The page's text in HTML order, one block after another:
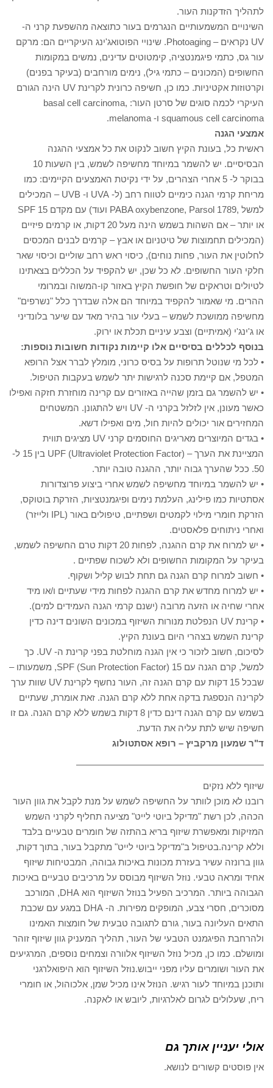
לתהליך הזדקנות העור.
השינויים המשמעותיים הנגרמים בעור כתוצאה מהשפעת קרני ה-
UV נקראים – Photoaging. שינויי הפוטואג'ינג העיקריים הם: מרקם
עור גס, כתמי פיגמנטציה, קימטוטים עדינים, נמשים במקומות
החשופים (המכונים – כתמי גיל), נימים מורחבים (בעיקר בפנים)
וקרטוזות אקטיניות. כמו כן, חשיפה כרונית לקרינת UV הינה הגורם
העיקרי לכמה סוגים של סרטן העור: ,basal cell carcinoma
squamous cell carcinoma ו- melanoma.
אמצעי הגנה
ראשית כל, בעונת הקיץ חשוב לנקוט את כל אמצעי ההגנה
הבסיסיים. יש להשמר במיוחד מחשיפה לשמש, בין השעות 10
בבוקר ל- 5 אחרי הצהרים, על ידי נקיטת האמצעים הקיימים: כמו
מריחת קרמי הגנה כימיים לטווח רחב (ל- UVA ו- UVB – המכילים
למשל ,PABA oxybenzone, Parsol 1789 ועוד) עם מקדם SPF 15
או יותר – אם השהות בשמש הינה מעל 20 דקות, או קרמים פיזיים
(המכילים תחמוצות של טיטניום או אבץ – קרמים לבנים המכסים
לחלוטין את העור, פחות נוחים), כיסוי ראש רחב שוליים וכיסוי שאר
חלקי העור החשופים. לא כל שכן, יש להקפיד על הכללים בצאתינו
לטיולים וטראקים של חופשת הקיץ באזור קו-המשוה ובמרומי
ההרים. מי שאמור להקפיד במיוחד הם אלה שבדרך כלל "נשרפים"
מחשיפה ממושכת לשמש – בעלי עור בהיר מאד עם שיער בלונדיני
או ג'ינג'י (אמיתיים) וצבע עיניים תכלת או ירוק.
בנוסף לכללים בסיסיים אלו קיימות נקודות חשובות נוספות:
• לכל מי שנוטל תרופות על בסיס כרוני, מומלץ לברר אצל הרופא
המטפל, אם קיימת סכנה לרגישות יתר לשמש בעקבות הטיפול.
• יש להשמר גם בזמן שהייה באזורים עם קרינה מוחזרת חזקה ואפילו
כאשר מעונן, אין לזלזל בקרני ה- UV ויש להתגונן. המשטחים
המחזירים אור יכולים להיות חול, מים ואפילו דשא.
• בגדים המיוצרים מאריגים החוסמים קרני UV מציגים תווית
המציינת את הערך – UPF (Ultraviolet Protection Factor) בין 15 ל-
50. ככל שהערך גבוה יותר, ההגנה טובה יותר.
• יש להשמר במיוחד מחשיפה לשמש אחרי ביצוע פרוצדורות
אסתטיות כמו פילינג, העלמת נימים ופיגמנטציות, הזרקת בוטוקס,
הזרקת חומרי מילוי לקמטים ושפתיים, טיפולים באור (IPL ולייזר)
ואחרי ניתוחים פלאסטים.
• יש למרוח את קרם ההגנה, לפחות 20 דקות טרם החשיפה לשמש,
בעיקר על המקומות החשופים ולא לשכוח שפתיים .
• חשוב למרוח קרם הגנה גם תחת לבוש קליל ושקוף.
• יש למרוח מחדש את קרם ההגנה לפחות מידי שעתיים ו/או מיד
אחרי שחיה או הזעה מרובה (ישנם קרמי הגנה העמידים למים).
• קרינת UV הנפלטת מנורות השיזוף במכונים השונים דינה כדין
קרינת השמש בצהרי היום בעונת הקיץ.
לסיכום, חשוב לזכור כי אין הגנה מוחלטת בפני קרינת ה- UV. כך
למשל, קרם הגנה עם SPF (Sun Protection Factor) 15, משמעותו –
שבכל 15 דקות עם קרם הגנה זה, העור נחשף לקרינת UV שוות ערך
לקרינה הנספגת בדקה אחת ללא קרם הגנה. זאת אומרת, שעתיים
בשמש עם קרם הגנה דינם כדין 8 דקות בשמש ללא קרם הגנה. גם זו
חשיפה שיש לתת עליה את הדעת.
ד"ר שמעון מרקביץ – רופא אסתטולוג
————————————————————–
שיזוף ללא נזקים
רובנו לא מוכן לוותר על החשיפה לשמש על מנת לקבל את גוון העור
הכהה, לכן רשת "מדיקל ביוטי לייט" מציעה תחליף לקרני השמש
המזיקות ומאפשרת שיזוף בריא בהתזה של חומרים טבעיים בלבד
וללא קרינה.בטיפול ב"מדיקל ביוטי לייט" מתקבל בעור, בתוך דקות,
גוון ברונזה עשיר בעזרת מכונות באיכות גבוהה, המבטיחות שיזוף
אחיד ומראה טבעי. נוזל השיזוף מבוסס על מרכיבים טבעיים באיכות
הגבוהה ביותר. המרכיב הפעיל בנוזל השיזוף הוא DHA, המורכב
מסוכרים, חסרי צבע, המופקים מפירות. ה- DHA במגע עם שכבת
התאים העליונה בעור, גורם לתגובה טבעית של חומצות האמינו
ולהרחבת הפיגמנט הטבעי של העור, תהליך המעניק גוון שיזוף זוהר
ומושלם. כמו כן, מכיל נוזל השיזוף אלוורה וצמחים נוספים, המרגיעים
את העור ושומרים עליו מפני ייבוש.נוזל השיזוף הוא היפואלרגני
ותוכנן במיוחד לעור רגיש. הנוזל אינו מכיל שמן, אלכוהול, או חומרי
ריח, שעלולים לגרום לאלרגיות, ליובש או לאקנה.
אולי יעניין אותך גם
אין פוסטים קשורים לנושא.